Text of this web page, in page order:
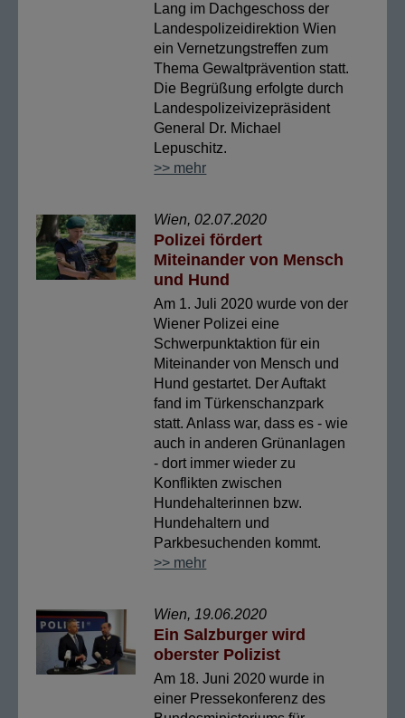
Lang im Dachgeschoss der
Landespolizeidirektion Wien
ein Vernetzungstreffen zum
Thema Gewaltprävention statt.
Die Begrüßung erfolgte durch
Landespolizeivizepräsident
General Dr. Michael
Lepuschitz.
>> mehr
Wien, 02.07.2020
Polizei fördert
Miteinander von Mensch
und Hund
Am 1. Juli 2020 wurde von der
Wiener Polizei eine
Schwerpunktaktion für ein
Miteinander von Mensch und
Hund gestartet. Der Auftakt
fand im Türkenschanzpark
statt. Anlass war, dass es - wie
auch in anderen Grünanlagen
- dort immer wieder zu
Konflikten zwischen
Hundehalterinnen bzw.
Hundehaltern und
Parkbesuchenden kommt.
>> mehr
Wien, 19.06.2020
Ein Salzburger wird
oberster Polizist
Am 18. Juni 2020 wurde in
einer Pressekonferenz des